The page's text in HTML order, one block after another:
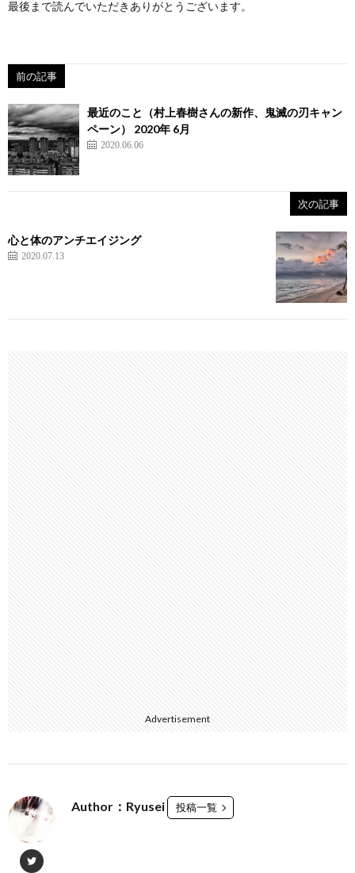
最後まで読んでいただきありがとうございます。
前の記事
最近のこと（村上春樹さんの新作、鬼滅の刃キャン
ペーン） 2020年 6月
2020.06.06
次の記事
心と体のアンチエイジング
2020.07.13
Advertisement
Author：Ryusei 投稿一覧